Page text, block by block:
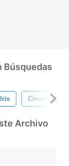
Búsquedas
Círculos
Archivo